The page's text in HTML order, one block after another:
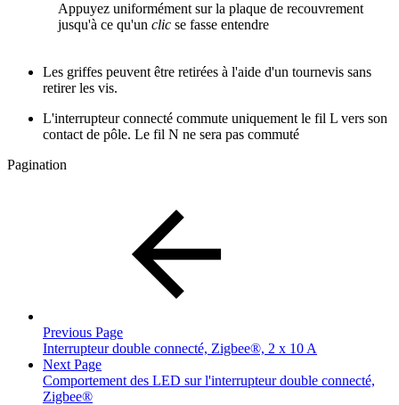
Appuyez uniformément sur la plaque de recouvrement
jusqu'à ce qu'un clic se fasse entendre
Les griffes peuvent être retirées à l'aide d'un tournevis sans
retirer les vis.
L'interrupteur connecté commute uniquement le fil L vers son
contact de pôle. Le fil N ne sera pas commuté
Pagination
Previous Page
Interrupteur double connecté, Zigbee®, 2 x 10 A
Next Page
Comportement des LED sur l'interrupteur double connecté,
Zigbee®